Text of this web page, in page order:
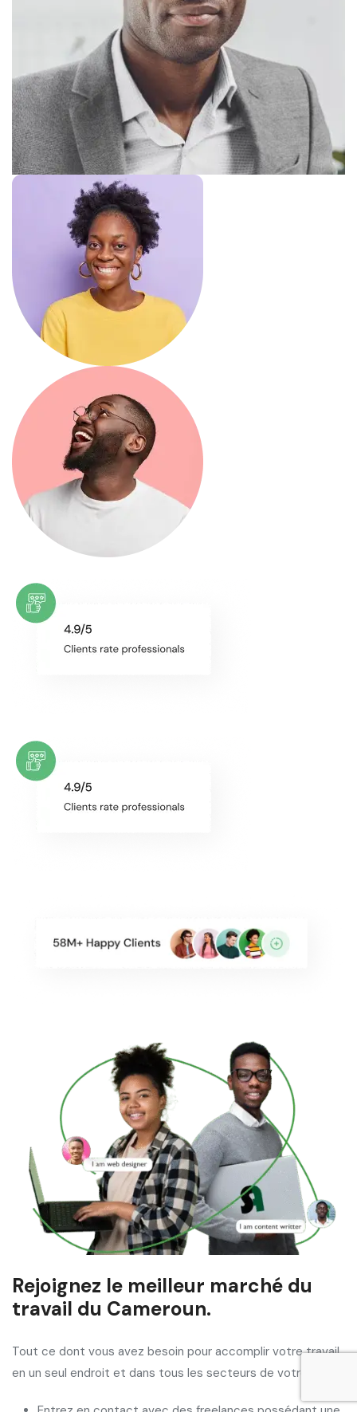
Rejoignez le meilleur marché du
travail du Cameroun.
Tout ce dont vous avez besoin pour accomplir votre travail,
en un seul endroit et dans tous les secteurs de votre vie.